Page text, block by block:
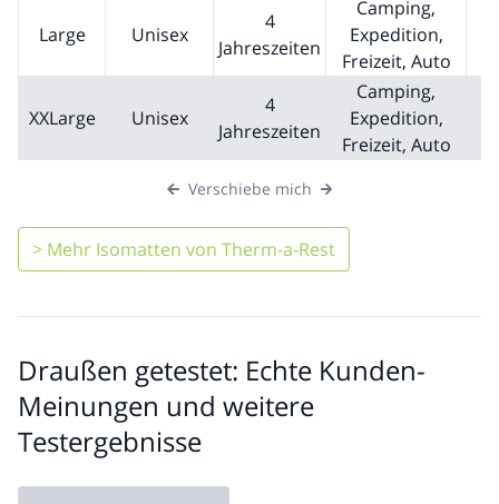
Large Unisex
4
Jahreszeiten
Camping,
Expedition,
Freizeit, Auto
XXLarge Unisex
4
Jahreszeiten
Camping,
Expedition,
Freizeit, Auto
Verschiebe mich
> Mehr Isomatten von Therm-a-Rest
Draußen getestet: Echte Kunden-
Meinungen und weitere
Testergebnisse